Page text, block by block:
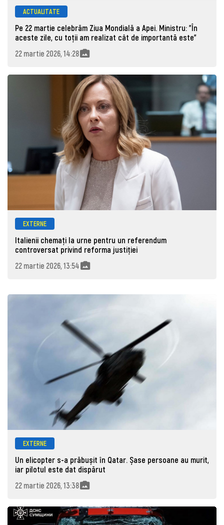
ACTUALITATE
Pe 22 martie celebrăm Ziua Mondială a Apei. Ministru: "În
aceste zile, cu toții am realizat cât de importantă este"
22 martie 2026, 14:28
EXTERNE
Italienii chemaţi la urne pentru un referendum
controversat privind reforma justiţiei
22 martie 2026, 13:54
EXTERNE
Un elicopter s-a prăbușit în Qatar. Șase persoane au murit,
iar pilotul este dat dispărut
22 martie 2026, 13:38